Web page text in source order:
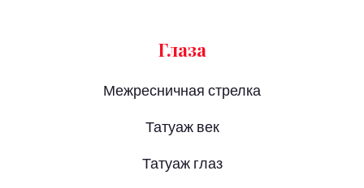
Глаза
Межресничная стрелка
Татуаж век
Татуаж глаз